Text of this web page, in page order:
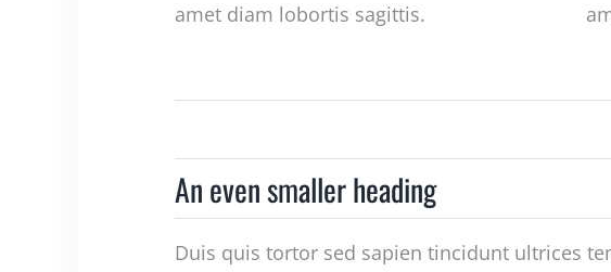
amet diam lobortis sagittis.
An even smaller heading
Duis quis tortor sed sapien tincidunt ultrices